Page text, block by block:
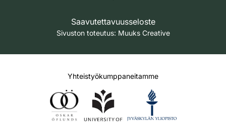
Saavutettavuusseloste
Sivuston toteutus: Muuks Creative
Yhteistyökumppaneitamme